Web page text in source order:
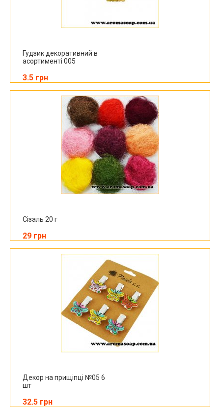
Гудзик декоративний в
асортименті 005
3.5 грн
Сізаль 20 г
29 грн
Декор на прищіпці №05 6
шт
32.5 грн